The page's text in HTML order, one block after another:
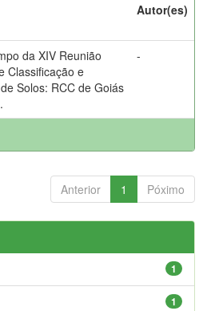
Autor(es)
da XIV Reunião
Classificação e
Solos: RCC de Goiás
-
Anterior 1 Póximo
1
1